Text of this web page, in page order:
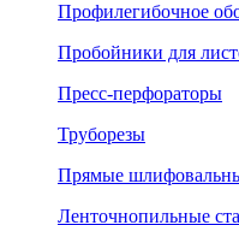
Профилегибочное
Пробойники для
Пресс-перфораторы
Труборезы
Прямые
Ленточнопильные